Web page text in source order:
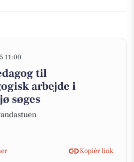
11:00
til
arbejde i
søges
Kopiér link